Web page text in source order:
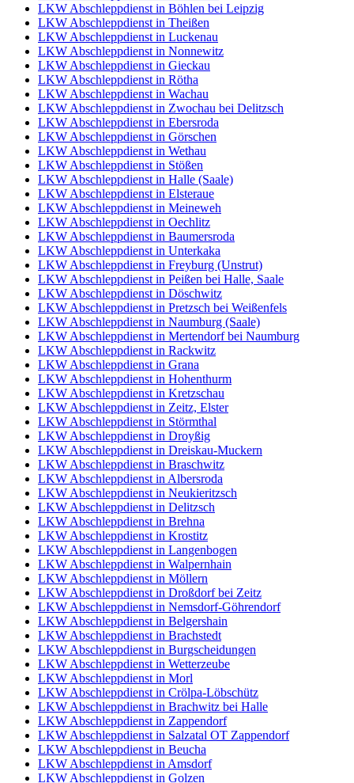
LKW Abschleppdienst in Böhlen bei Leipzig
LKW Abschleppdienst in Theißen
LKW Abschleppdienst in Luckenau
LKW Abschleppdienst in Nonnewitz
LKW Abschleppdienst in Gieckau
LKW Abschleppdienst in Rötha
LKW Abschleppdienst in Wachau
LKW Abschleppdienst in Zwochau bei Delitzsch
LKW Abschleppdienst in Ebersroda
LKW Abschleppdienst in Görschen
LKW Abschleppdienst in Wethau
LKW Abschleppdienst in Stößen
LKW Abschleppdienst in Halle (Saale)
LKW Abschleppdienst in Elsteraue
LKW Abschleppdienst in Meineweh
LKW Abschleppdienst in Oechlitz
LKW Abschleppdienst in Baumersroda
LKW Abschleppdienst in Unterkaka
LKW Abschleppdienst in Freyburg (Unstrut)
LKW Abschleppdienst in Peißen bei Halle, Saale
LKW Abschleppdienst in Döschwitz
LKW Abschleppdienst in Pretzsch bei Weißenfels
LKW Abschleppdienst in Naumburg (Saale)
LKW Abschleppdienst in Mertendorf bei Naumburg
LKW Abschleppdienst in Rackwitz
LKW Abschleppdienst in Grana
LKW Abschleppdienst in Hohenthurm
LKW Abschleppdienst in Kretzschau
LKW Abschleppdienst in Zeitz, Elster
LKW Abschleppdienst in Störmthal
LKW Abschleppdienst in Droyßig
LKW Abschleppdienst in Dreiskau-Muckern
LKW Abschleppdienst in Braschwitz
LKW Abschleppdienst in Albersroda
LKW Abschleppdienst in Neukieritzsch
LKW Abschleppdienst in Delitzsch
LKW Abschleppdienst in Brehna
LKW Abschleppdienst in Krostitz
LKW Abschleppdienst in Langenbogen
LKW Abschleppdienst in Walpernhain
LKW Abschleppdienst in Möllern
LKW Abschleppdienst in Droßdorf bei Zeitz
LKW Abschleppdienst in Nemsdorf-Göhrendorf
LKW Abschleppdienst in Belgershain
LKW Abschleppdienst in Brachstedt
LKW Abschleppdienst in Burgscheidungen
LKW Abschleppdienst in Wetterzeube
LKW Abschleppdienst in Morl
LKW Abschleppdienst in Crölpa-Löbschütz
LKW Abschleppdienst in Brachwitz bei Halle
LKW Abschleppdienst in Zappendorf
LKW Abschleppdienst in Salzatal OT Zappendorf
LKW Abschleppdienst in Beucha
LKW Abschleppdienst in Amsdorf
LKW Abschleppdienst in Golzen